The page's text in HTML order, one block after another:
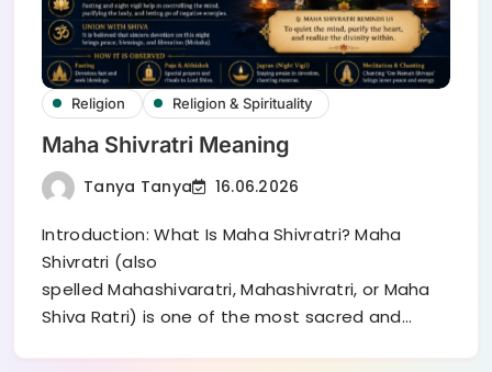
Religion Religion & Spirituality
Maha Shivratri Meaning
Tanya Tanya 16.06.2026
Introduction: What Is Maha Shivratri? Maha
Shivratri (also
spelled Mahashivaratri, Mahashivratri, or Maha
Shiva Ratri) is one of the most sacred and…